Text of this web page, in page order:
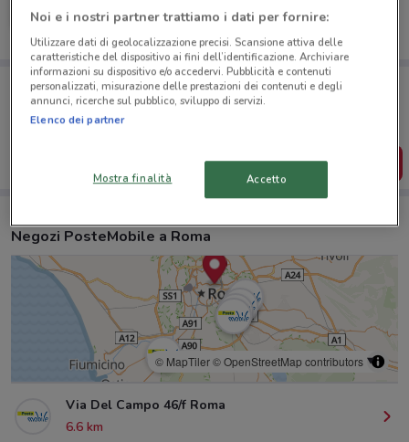
Scade il 05/09 6.6 km
Porta DoveConviene sempre con te!
Puoi trovare le migliori offerte dei negozi vicino a te,
salvarle e creare la tua lista del risparmio, comodamente
dal tuo cellulare.
SCARICA L’APP
Negozi PosteMobile a Roma
© MapTiler© OpenStreetMap contributors
Via Del Campo 46/f Roma
6.6 km
Noi e i nostri partner trattiamo i dati per fornire:
Utilizzare dati di geolocalizzazione precisi. Scansione attiva delle
caratteristiche del dispositivo ai fini dell’identificazione. Archiviare
informazioni su dispositivo e/o accedervi. Pubblicità e contenuti
personalizzati, misurazione delle prestazioni dei contenuti e degli
annunci, ricerche sul pubblico, sviluppo di servizi.
Elenco dei partner
Mostra finalità Accetto